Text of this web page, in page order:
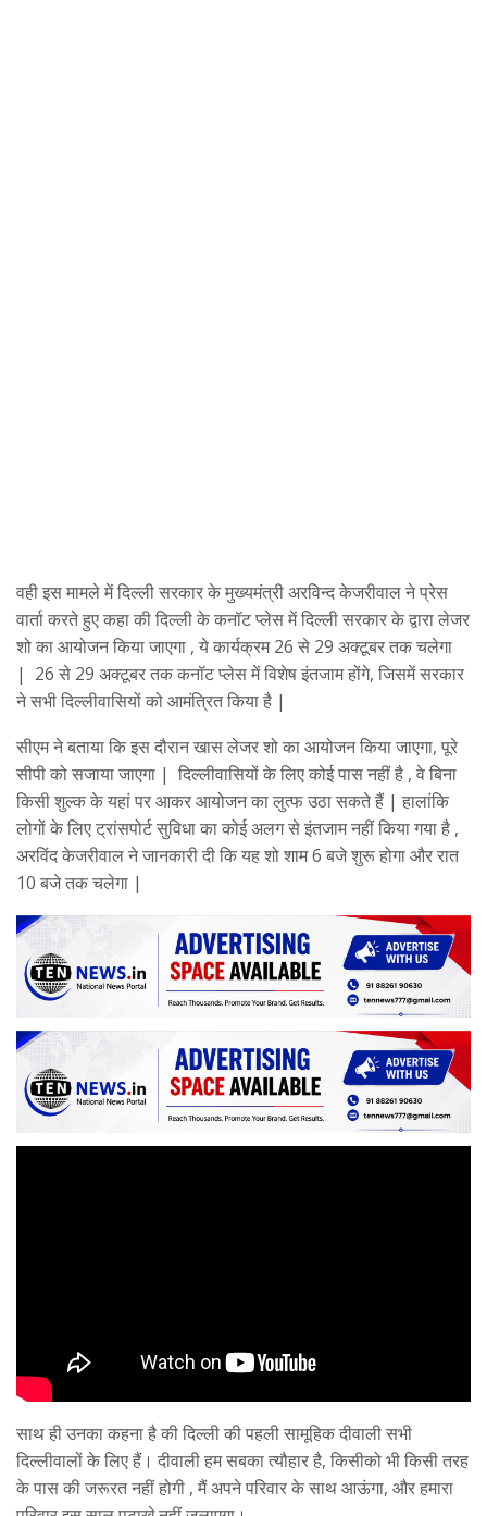
वही इस मामले में दिल्ली सरकार के मुख्यमंत्री अरविन्द केजरीवाल ने प्रेस
वार्ता करते हुए कहा की दिल्ली के कनॉट प्लेस में दिल्ली सरकार के द्वारा लेजर
शो का आयोजन किया जाएगा , ये कार्यक्रम 26 से 29 अक्टूबर तक चलेगा
| 26 से 29 अक्टूबर तक कनॉट प्लेस में विशेष इंतजाम होंगे, जिसमें सरकार
ने सभी दिल्लीवासियों को आमंत्रित किया है |
सीएम ने बताया कि इस दौरान खास लेजर शो का आयोजन किया जाएगा, पूरे
सीपी को सजाया जाएगा | दिल्लीवा‌सियों के लिए कोई पास नहीं है , वे बिना
किसी शुल्क के यहां पर आकर आयोजन का लुत्फ उठा सकते हैं | हालांकि
लोगों के लिए ट्रांसपोर्ट सुविधा का कोई अलग से इंतजाम नहीं किया गया है ,
अरविंद केजरीवाल ने जानकारी दी कि यह शो शाम 6 बजे शुरू होगा और रात
10 बजे तक चलेगा |
साथ ही उनका कहना है की दिल्ली की पहली सामूहिक दीवाली सभी
दिल्लीवालों के लिए हैं। दीवाली हम सबका त्यौहार है, किसीको भी किसी तरह
के पास की जरूरत नहीं होगी , मैं अपने परिवार के साथ आऊंगा, और हमारा